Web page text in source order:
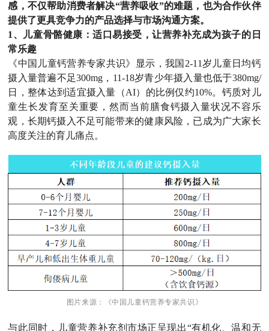
感，不仅帮助消费者解决“营养吸收”的难题，也为合作伙伴
提供了更具竞争力的产品选择与市场沟通方案。
1、儿童骨骼健康：适口易接受，让营养补充成为孩子的日
常乐趣
《中国儿童钙营养专家共识》显示，我国2-11岁儿童日均钙
摄入量普遍不足300mg，11-18岁青少年摄入量也低于380mg/
日，整体达到适宜摄入量（AI）的比例仅约10%。钙质对儿
童生长发育至关重要，然而当前膳食钙摄入量状况不容乐
观，长期钙摄入不足可能带来的健康风险，已成为广大家长
高度关注的育儿痛点。
图片来源：《中国儿童钙营养专家共识》
与此同时，儿童营养补充剂市场正呈现出“有机化、温和无